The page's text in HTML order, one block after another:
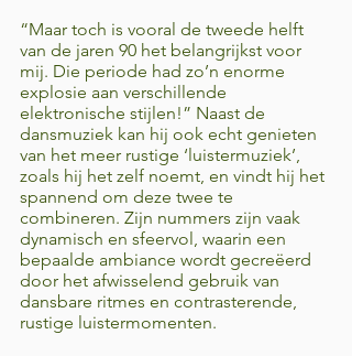
“Maar toch is vooral de tweede helft
van de jaren 90 het belangrijkst voor
mij. Die periode had zo’n enorme
explosie aan verschillende
elektronische stijlen!” Naast de
dansmuziek kan hij ook echt genieten
van het meer rustige ‘luistermuziek’,
zoals hij het zelf noemt, en vindt hij het
spannend om deze twee te
combineren. Zijn nummers zijn vaak
dynamisch en sfeervol, waarin een
bepaalde ambiance wordt gecreëerd
door het afwisselend gebruik van
dansbare ritmes en contrasterende,
rustige luistermomenten.